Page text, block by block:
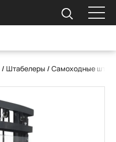
/ Штабелеры /Самоходные